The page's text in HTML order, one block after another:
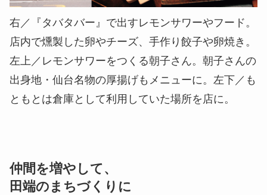
右／『タバタバー』で出すレモンサワーやフード。
店内で燻製した卵やチーズ、手作り餃子や卵焼き。
左上／レモンサワーをつくる朝子さん。朝子さんの
出身地・仙台名物の厚揚げもメニューに。左下／も
ともとは倉庫として利用していた場所を店に。
仲間を増やして、
田端のまちづくりに